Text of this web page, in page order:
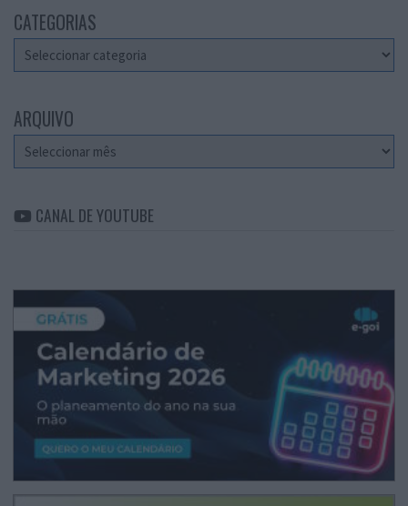
CATEGORIAS
Categorias
ARQUIVO
Arquivo
CANAL DE YOUTUBE